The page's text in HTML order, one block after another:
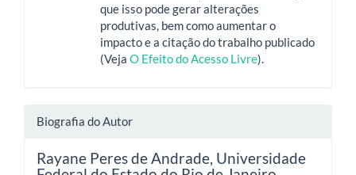
que isso pode gerar alterações
produtivas, bem como aumentar o
impacto e a citação do trabalho publicado
(Veja O Efeito do Acesso Livre).
Biografia do Autor
Rayane Peres de Andrade, Universidade